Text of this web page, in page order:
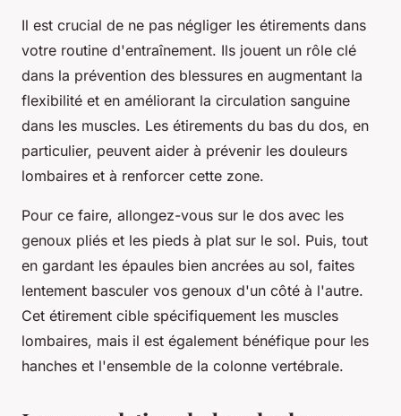
Il est crucial de ne pas négliger les étirements dans
votre routine d'entraînement. Ils jouent un rôle clé
dans la prévention des blessures en augmentant la
flexibilité et en améliorant la circulation sanguine
dans les muscles. Les étirements du bas du dos, en
particulier, peuvent aider à prévenir les douleurs
lombaires et à renforcer cette zone.
Pour ce faire, allongez-vous sur le dos avec les
genoux pliés et les pieds à plat sur le sol. Puis, tout
en gardant les épaules bien ancrées au sol, faites
lentement basculer vos genoux d'un côté à l'autre.
Cet étirement cible spécifiquement les muscles
lombaires, mais il est également bénéfique pour les
hanches et l'ensemble de la colonne vertébrale.